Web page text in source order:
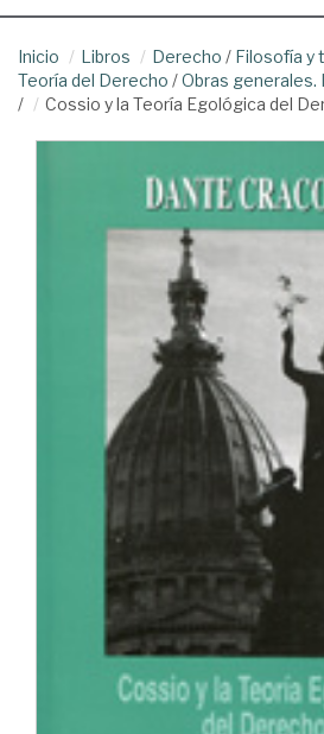
Inicio Libros Derecho / Filosofía y
Teoría del Derecho /Obras generales.
/
Cossio y la Teoría Egológica del